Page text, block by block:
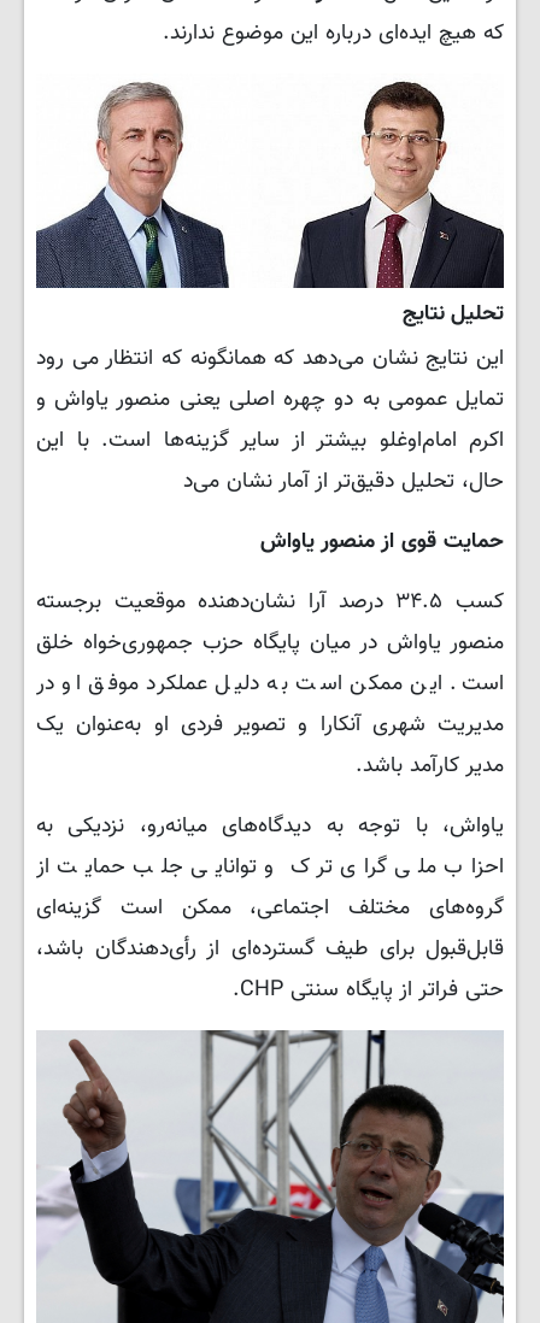
که هیچ ایده‌ای درباره این موضوع ندارند.
تحلیل نتایج
این نتایج نشان می‌دهد که همانگونه که انتظار می رود
تمایل عمومی به دو چهره اصلی یعنی منصور یاواش و
اکرم امام‌اوغلو بیشتر از سایر گزینه‌ها است. با این
حال، تحلیل دقیق‌تر از آمار نشان می‌د
حمایت قوی از منصور یاواش
کسب ۳۴.۵ درصد آرا نشان‌دهنده موقعیت برجسته
منصور یاواش در میان پایگاه حزب جمهوری‌خواه خلق
است. این ممکن است به دلیل عملکرد موفق او در
مدیریت شهری آنکارا و تصویر فردی او به‌عنوان یک
مدیر کارآمد باشد.
یاواش، با توجه به دیدگاه‌های میانه‌رو، نزدیکی به
احزاب ملی گرای ترک و توانایی جلب حمایت از
گروه‌های مختلف اجتماعی، ممکن است گزینه‌ای
قابل‌قبول برای طیف گسترده‌ای از رأی‌دهندگان باشد،
حتی فراتر از پایگاه سنتی CHP.